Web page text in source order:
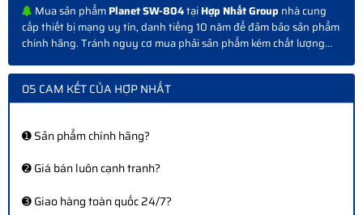
Mua sản phẩmPlanet SW-804tạiHợp Nhất Group nhà cung
cấp thiết bị mạng uy tín, danh tiếng 10 năm để đảm bảo sản phẩm
chính hãng. Tránh nguy cơ mua phải sản phẩm kém chất lượng...
05 CAM KẾT CỦA HỢP NHẤT
➊ Sản phẩm chính hãng?
➋ Giá bán luôn cạnh tranh?
➌ Giao hàng toàn quốc 24/7?